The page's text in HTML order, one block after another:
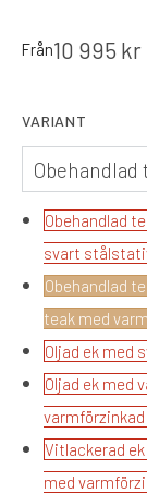
Från10 995 kr
VARIANT
Obehandlad
svart
Obehandlad
teak med
Oljad ek med
Oljad ek med
Vitlackerad
med